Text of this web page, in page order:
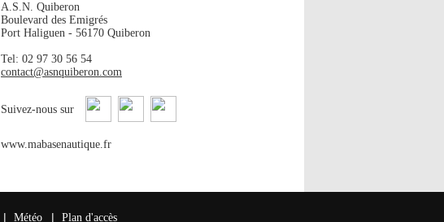
A.S.N. Quiberon
Boulevard des Emigrés
Port Haliguen - 56170 Quiberon
Tel: 02 97 30 56 54
contact@asnquiberon.com
Suivez-nous sur
www.mabasenautique.fr
| Météo | Plan d'accès